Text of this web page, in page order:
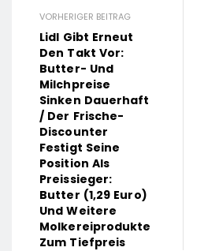
VORHERIGER BEITRAG
Lidl Gibt Erneut
Den Takt Vor:
Butter- Und
Milchpreise
Sinken Dauerhaft
/ Der Frische-
Discounter
Festigt Seine
Position Als
Preissieger:
Butter (1,29 Euro)
Und Weitere
Molkereiprodukte
Zum Tiefpreis